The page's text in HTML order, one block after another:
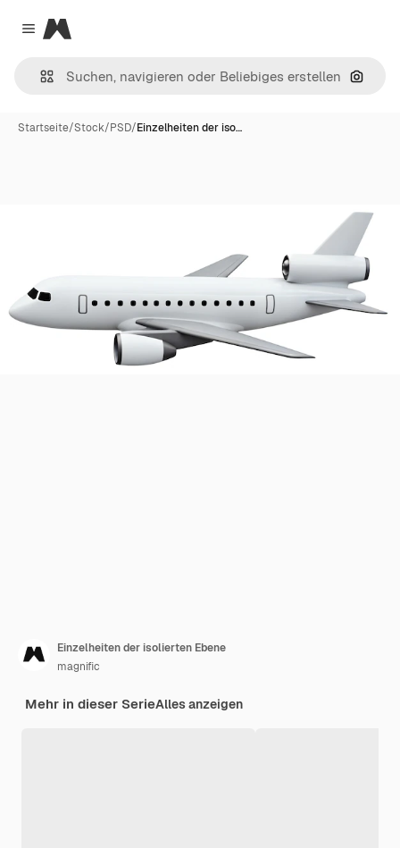
Close menu
Magnific
Nach
Startseite/Stock/PSD/Einzelheiten der iso…
Einzelheiten der isolierten Ebene
magnific
Mehr in dieser SerieAlles anzeigen